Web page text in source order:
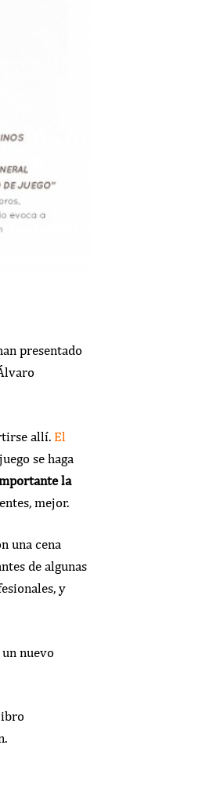
presentado
allí. El
se haga
la
mejor.
una cena
de algunas
y
nuevo